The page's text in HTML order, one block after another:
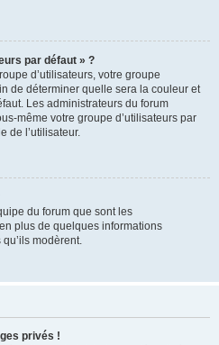
par défaut » ?
d’utilisateurs, votre groupe
de déterminer quelle sera la couleur et
Les administrateurs du forum
même votre groupe d’utilisateurs par
de l’utilisateur.
du forum que sont les
plus de quelques informations
modèrent.
privés !